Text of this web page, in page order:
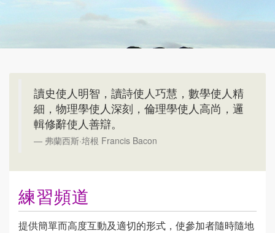
讀史使人明智，讀詩使人巧慧，數學使人精
細，物理學使人深刻，倫理學使人高尚，邏
輯修辭使人善辯。
弗蘭西斯·培根 Francis Bacon
練習頻道
提供簡單而高度互動及適切的形式，使參加者隨時隨地